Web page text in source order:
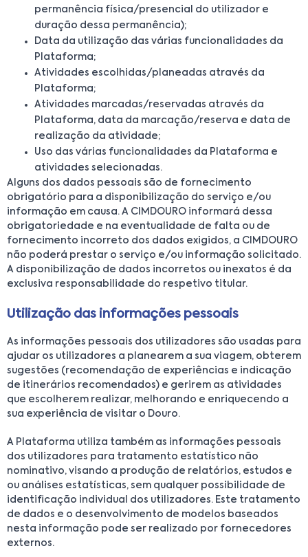
permanência física/presencial do utilizador e
duração dessa permanência);
Data da utilização das várias funcionalidades da
Plataforma;
Atividades escolhidas/planeadas através da
Plataforma;
Atividades marcadas/reservadas através da
Plataforma, data da marcação/reserva e data de
realização da atividade;
Uso das várias funcionalidades da Plataforma e
atividades selecionadas.
Alguns dos dados pessoais são de fornecimento
obrigatório para a disponibilização do serviço e/ou
informação em causa. A CIMDOURO informará dessa
obrigatoriedade e na eventualidade de falta ou de
fornecimento incorreto dos dados exigidos, a CIMDOURO
não poderá prestar o serviço e/ou informação solicitado.
A disponibilização de dados incorretos ou inexatos é da
exclusiva responsabilidade do respetivo titular.
Utilização das informações pessoais
As informações pessoais dos utilizadores são usadas para
ajudar os utilizadores a planearem a sua viagem, obterem
sugestões (recomendação de experiências e indicação
de itinerários recomendados) e gerirem as atividades
que escolherem realizar, melhorando e enriquecendo a
sua experiência de visitar o Douro.
A Plataforma utiliza também as informações pessoais
dos utilizadores para tratamento estatístico não
nominativo, visando a produção de relatórios, estudos e
ou análises estatísticas, sem qualquer possibilidade de
identificação individual dos utilizadores. Este tratamento
de dados e o desenvolvimento de modelos baseados
nesta informação pode ser realizado por fornecedores
externos.